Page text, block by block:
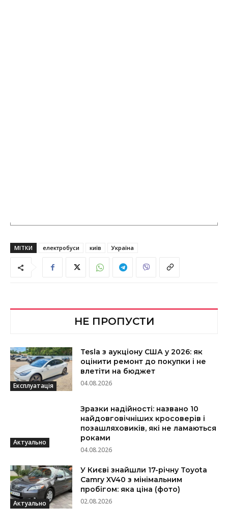
МІТКИ електробуси київ Україна
НЕ ПРОПУСТИ
Експлуатація
Tesla з аукціону США у 2026: як
оцінити ремонт до покупки і не
влетіти на бюджет
04.08.2026
Актуально
Зразки надійності: названо 10
найдовговічніших кросоверів і
позашляховиків, які не ламаються
роками
04.08.2026
Актуально
У Києві знайшли 17-річну Toyota
Camry XV40 з мінімальним
пробігом: яка ціна (фото)
02.08.2026